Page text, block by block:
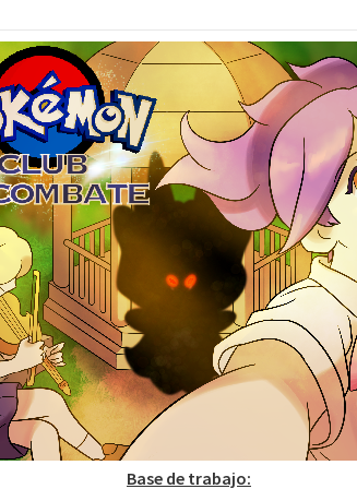
Base de trabajo: